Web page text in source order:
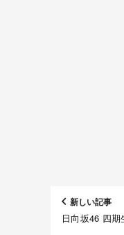
新しい記事
日向坂46 四